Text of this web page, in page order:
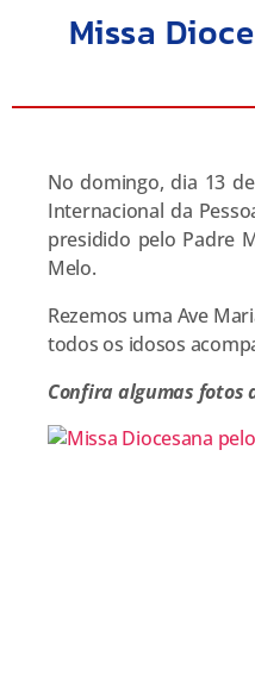
Missa
No domingo, dia 13
Internacional da
presidido pelo Padre
Melo.
Rezemos uma Ave
todos os idosos
Confira algumas fotos